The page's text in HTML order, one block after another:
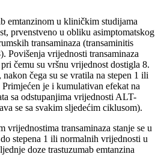
emtanzinom u kliničkim studijama
prvenstveno u obliku asimptomatskog
transaminaza (transaminitis
Povišenja vrijednosti transaminaza
čemu su vršnu vrijednost dostigla 8.
čega su se vratila na stepen 1 ili
je i kumulativan efekat na
sa odstupanjima vrijednosti ALT-
se sa svakim sljedećim ciklusom).
vrijednostima transaminaza stanje se u
stepena 1 ili normalnih vrijednosti u
doze trastuzumab emtanzina